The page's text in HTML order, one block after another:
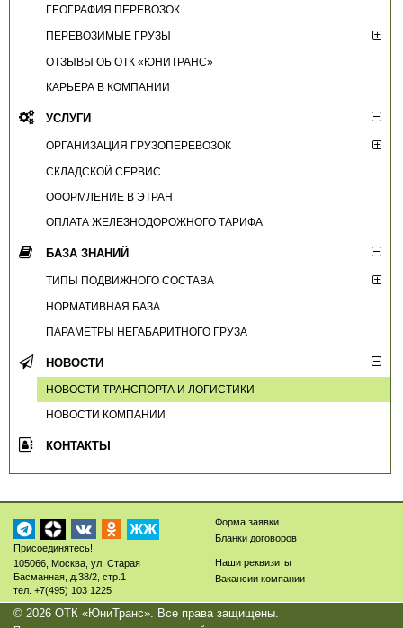
ГЕОГРАФИЯ ПЕРЕВОЗОК
ПЕРЕВОЗИМЫЕ ГРУЗЫ
ОТЗЫВЫ ОБ ОТК «ЮНИТРАНС»
КАРЬЕРА В КОМПАНИИ
УСЛУГИ
ОРГАНИЗАЦИЯ ГРУЗОПЕРЕВОЗОК
СКЛАДСКОЙ СЕРВИС
ОФОРМЛЕНИЕ В ЭТРАН
ОПЛАТА ЖЕЛЕЗНОДОРОЖНОГО ТАРИФА
БАЗА ЗНАНИЙ
ТИПЫ ПОДВИЖНОГО СОСТАВА
НОРМАТИВНАЯ БАЗА
ПАРАМЕТРЫ НЕГАБАРИТНОГО ГРУЗА
НОВОСТИ
НОВОСТИ ТРАНСПОРТА И ЛОГИСТИКИ
НОВОСТИ КОМПАНИИ
КОНТАКТЫ
ЖЖ
Присоединятесь!
Форма заявки
Бланки договоров
105066 Москва ул. Старая
Басманная, д.38/2, стр.1
тел. +7(495) 103 1225
Наши реквизиты
Вакансии компании
© 2026 ОТК «ЮниТранс». Все права защищены.